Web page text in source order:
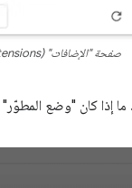
صفحة "الإضافات" (chrome://extensions)
ما إذا كان "وضع